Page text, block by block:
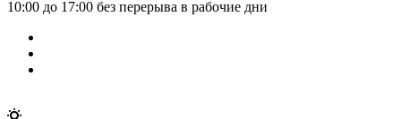
10:00 до 17:00 без перерыва в рабочие дни